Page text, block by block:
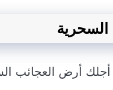
السحرية
أجلك أرض العجائب